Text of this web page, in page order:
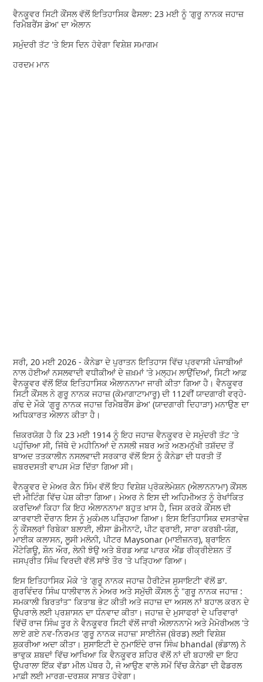
ਵੈਨਕੂਵਰ ਸਿਟੀ ਕੌਂਸਲ ਵੱਲੋਂ ਇਤਿਹਾਸਿਕ ਫੈਸਲਾ: 23 ਮਈ ਨੂੰ 'ਗੁਰੂ ਨਾਨਕ ਜਹਾਜ਼
ਰਿਮੈਬਰੈਂਸ ਡੇਅ' ਦਾ ਐਲਾਨ
ਸਮੁੰਦਰੀ ਤੱਟ 'ਤੇ ਇਸ ਦਿਨ ਹੋਵੇਗਾ ਵਿਸ਼ੇਸ਼ ਸਮਾਗਮ
ਹਰਦਮ ਮਾਨ
ਸਰੀ, 20 ਮਈ 2026 - ਕੈਨੇਡਾ ਦੇ ਪੁਰਾਤਨ ਇਤਿਹਾਸ ਵਿੱਚ ਪ੍ਰਵਾਸੀ ਪੰਜਾਬੀਆਂ
ਨਾਲ ਹੋਈਆਂ ਨਸਲਵਾਦੀ ਵਧੀਕੀਆਂ ਦੇ ਜ਼ਖ਼ਮਾਂ 'ਤੇ ਮਲ੍ਹਮ ਲਾਉਂਦਿਆਂ, ਸਿਟੀ ਆਫ਼
ਵੈਨਕੂਵਰ ਵੱਲੋਂ ਇੱਕ ਇਤਿਹਾਸਿਕ ਐਲਾਨਨਾਮਾ ਜਾਰੀ ਕੀਤਾ ਗਿਆ ਹੈ। ਵੈਨਕੂਵਰ
ਸਿਟੀ ਕੌਂਸਲ ਨੇ ਗੁਰੂ ਨਾਨਕ ਜਹਾਜ਼ (ਕੋਮਾਗਾਟਾਮਾਰੂ) ਦੀ 112ਵੀਂ ਯਾਦਗਾਰੀ ਵਰ੍ਹੇ-
ਗੰਢ ਦੇ ਮੌਕੇ 'ਗੁਰੂ ਨਾਨਕ ਜਹਾਜ਼ ਰਿਮੈਬਰੈਂਸ ਡੇਅ' (ਯਾਦਗਾਰੀ ਦਿਹਾੜਾ) ਮਨਾਉਣ ਦਾ
ਅਧਿਕਾਰਤ ਐਲਾਨ ਕੀਤਾ ਹੈ।
ਜ਼ਿਕਰਯੋਗ ਹੈ ਕਿ 23 ਮਈ 1914 ਨੂੰ ਇਹ ਜਹਾਜ਼ ਵੈਨਕੂਵਰ ਦੇ ਸਮੁੰਦਰੀ ਤੱਟ 'ਤੇ
ਪਹੁੰਚਿਆ ਸੀ, ਜਿੱਥੇ ਦੋ ਮਹੀਨਿਆਂ ਦੇ ਨਸਲੀ ਜਬਰ ਅਤੇ ਅਣਮਨੁੱਖੀ ਤਸ਼ੱਦਦ ਤੋਂ
ਬਾਅਦ ਤਤਕਾਲੀਨ ਨਸਲਵਾਦੀ ਸਰਕਾਰ ਵੱਲੋਂ ਇਸ ਨੂੰ ਕੈਨੇਡਾ ਦੀ ਧਰਤੀ ਤੋਂ
ਜ਼ਬਰਦਸਤੀ ਵਾਪਸ ਮੋੜ ਦਿੱਤਾ ਗਿਆ ਸੀ।
ਵੈਨਕੂਵਰ ਦੇ ਮੇਅਰ ਕੈਨ ਸਿੰਮ ਵੱਲੋਂ ਇਹ ਵਿਸ਼ੇਸ਼ ਪ੍ਰੋਕਲੇਮੇਸ਼ਨ (ਐਲਾਨਨਾਮਾ) ਕੌਂਸਲ
ਦੀ ਮੀਟਿੰਗ ਵਿੱਚ ਪੇਸ਼ ਕੀਤਾ ਗਿਆ। ਮੇਅਰ ਨੇ ਇਸ ਦੀ ਅਹਿਮੀਅਤ ਨੂੰ ਰੇਖਾਂਕਿਤ
ਕਰਦਿਆਂ ਕਿਹਾ ਕਿ ਇਹ ਐਲਾਨਨਾਮਾ ਬਹੁਤ ਖ਼ਾਸ ਹੈ, ਜਿਸ ਕਰਕੇ ਕੌਂਸਲ ਦੀ
ਕਾਰਵਾਈ ਦੌਰਾਨ ਇਸ ਨੂੰ ਮੁਕੰਮਲ ਪੜ੍ਹਿਆ ਗਿਆ। ਇਸ ਇਤਿਹਾਸਿਕ ਦਸਤਾਵੇਜ਼
ਨੂੰ ਕੌਂਸਲਰਾਂ ਰਿਬੇਕਾ ਬਲਾਈ, ਲੀਸਾ ਡੋਮੀਨਾਟੋ, ਪੀਟ ਫ੍ਰਾਈ, ਸਾਰਾ ਕਰਬੀ-ਯੰਗ,
ਮਾਈਕ ਕਲਾਸਨ, ਲੂਸੀ ਮਲੋਨੀ, ਪੀਟਰ Maysonar (ਮਾਈਜ਼ਨਰ), ਬ੍ਰਾਇਨ
ਮੌਂਟੇਗਿਊ, ਸ਼ੌਨ ਔਰ, ਲੇਨੀ ਝੋਉ ਅਤੇ ਬੋਰਡ ਆਫ਼ ਪਾਰਕ ਐਂਡ ਰੀਕ੍ਰੀਏਸ਼ਨ ਤੋਂ
ਜਸਪ੍ਰੀਤ ਸਿੰਘ ਵਿਰਦੀ ਵੱਲੋਂ ਸਾਂਝੇ ਤੌਰ 'ਤੇ ਪੜ੍ਹਿਆ ਗਿਆ।
ਇਸ ਇਤਿਹਾਸਿਕ ਮੌਕੇ 'ਤੇ 'ਗੁਰੂ ਨਾਨਕ ਜਹਾਜ਼ ਹੈਰੀਟੇਜ ਸੁਸਾਇਟੀ' ਵੱਲੋਂ ਡਾ.
ਗੁਰਵਿੰਦਰ ਸਿੰਘ ਧਾਲੀਵਾਲ ਨੇ ਮੇਅਰ ਅਤੇ ਸਮੁੱਚੀ ਕੌਂਸਲ ਨੂੰ "ਗੁਰੂ ਨਾਨਕ ਜਹਾਜ਼ :
ਸਮਕਾਲੀ ਬਿਰਤਾਂਤ" ਕਿਤਾਬ ਭੇਟ ਕੀਤੀ ਅਤੇ ਜਹਾਜ਼ ਦਾ ਅਸਲ ਨਾਂ ਬਹਾਲ ਕਰਨ ਦੇ
ਉਪਰਾਲੇ ਲਈ ਪ੍ਰਸ਼ਾਸਨ ਦਾ ਧੰਨਵਾਦ ਕੀਤਾ। ਜਹਾਜ਼ ਦੇ ਮੁਸਾਫਰਾਂ ਦੇ ਪਰਿਵਾਰਾਂ
ਵਿੱਚੋਂ ਰਾਜ ਸਿੰਘ ਤੂਰ ਨੇ ਵੈਨਕੂਵਰ ਸਿਟੀ ਵੱਲੋਂ ਜਾਰੀ ਐਲਾਨਨਾਮੇ ਅਤੇ ਮੈਮੋਰੀਅਲ 'ਤੇ
ਲਾਏ ਗਏ ਨਵ-ਨਿਰਮਤ 'ਗੁਰੂ ਨਾਨਕ ਜਹਾਜ਼' ਸਾਈਨੇਜ (ਬੋਰਡ) ਲਈ ਵਿਸ਼ੇਸ਼
ਸ਼ੁਕਰੀਆ ਅਦਾ ਕੀਤਾ। ਸੁਸਾਇਟੀ ਦੇ ਨੁਮਾਇੰਦੇ ਰਾਜ ਸਿੰਘ bhandal (ਭੰਡਾਲ) ਨੇ
ਭਾਵੁਕ ਸ਼ਬਦਾਂ ਵਿੱਚ ਆਖਿਆ ਕਿ ਵੈਨਕੂਵਰ ਸ਼ਹਿਰ ਵੱਲੋਂ ਨਾਂ ਦੀ ਬਹਾਲੀ ਦਾ ਇਹ
ਉਪਰਾਲਾ ਇੱਕ ਵੱਡਾ ਮੀਲ ਪੱਥਰ ਹੈ, ਜੋ ਆਉਣ ਵਾਲੇ ਸਮੇਂ ਵਿੱਚ ਕੈਨੇਡਾ ਦੀ ਫੈਡਰਲ
ਮਾਫ਼ੀ ਲਈ ਮਾਰਗ-ਦਰਸ਼ਕ ਸਾਬਤ ਹੋਵੇਗਾ।